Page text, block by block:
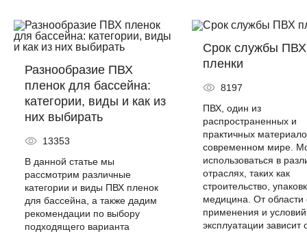
Разнообразие ПВХ
пленок для бассейна:
категории, виды и как из
них выбирать
13353
В данной статье мы
рассмотрим различные
категории и виды ПВХ пленок
для бассейна, а также дадим
рекомендации по выбору
подходящего варианта
Срок службы ПВХ
пленки
8197
ПВХ, один из
распространенных и
практичных
современном мире.
использоваться в
отраслях, таких как
строительство,
медицина. От области
применения и условий
эксплуатации зависит